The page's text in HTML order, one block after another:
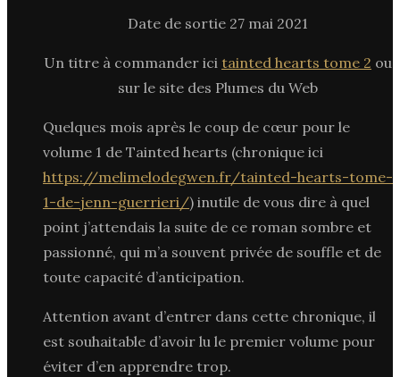
Date de sortie 27 mai 2021
Un titre à commander ici tainted hearts tome 2 ou
sur le site des Plumes du Web
Quelques mois après le coup de cœur pour le
volume 1 de Tainted hearts (chronique ici
https://melimelodegwen.fr/tainted-hearts-tome-
1-de-jenn-guerrieri/) inutile de vous dire à quel
point j’attendais la suite de ce roman sombre et
passionné, qui m’a souvent privée de souffle et de
toute capacité d’anticipation.
Attention avant d’entrer dans cette chronique, il
est souhaitable d’avoir lu le premier volume pour
éviter d’en apprendre trop.